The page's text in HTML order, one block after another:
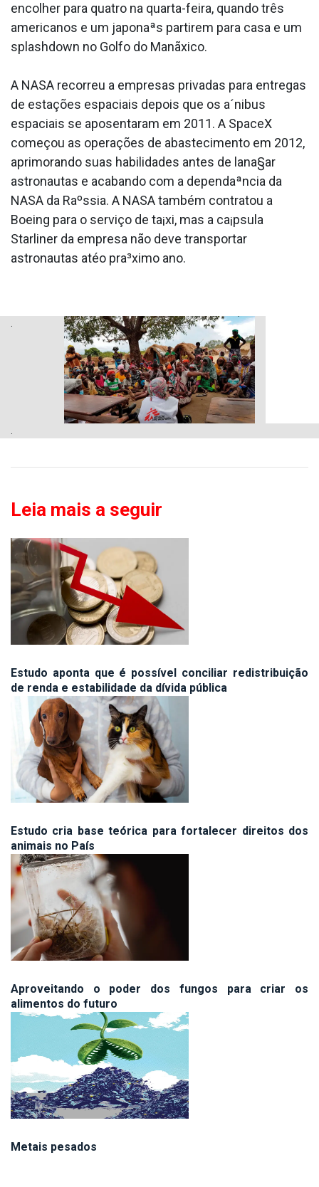
encolher para quatro na quarta-feira, quando três
americanos e um japonaªs partirem para casa e um
splashdown no Golfo do Manãxico.
A NASA recorreu a empresas privadas para entregas
de estações espaciais depois que os a´nibus
espaciais se aposentaram em 2011. A SpaceX
começou as operações de abastecimento em 2012,
aprimorando suas habilidades antes de lana§ar
astronautas e acabando com a dependaªncia da
NASA da Raºssia. A NASA também contratou a
Boeing para o serviço de ta¡xi, mas a ca¡psula
Starliner da empresa não deve transportar
astronautas atéo pra³ximo ano.
.
Leia mais a seguir
Estudo aponta que é possível conciliar redistribuição
de renda e estabilidade da dívida pública
Estudo cria base teórica para fortalecer direitos dos
animais no País
Aproveitando o poder dos fungos para criar os
alimentos do futuro
Metais pesados